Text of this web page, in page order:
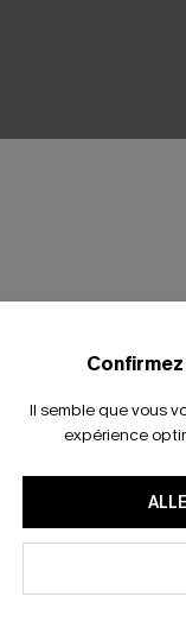
Il semble que vous
expérience